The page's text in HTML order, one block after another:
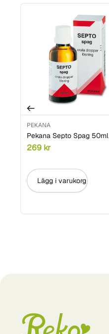
PEKANA
Pekana Septo Spag 50ml
269 kr
Lägg i varukorg